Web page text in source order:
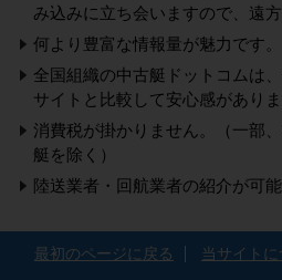
み込みに立ち会いますので、遠
何より豊富な情報量が魅力です。
全国組織の中古艇ドットコムは
サイトと比較して安心感がありま
消費税が掛かりません。（一部
艇を除く）
陸送業者・回航業者の紹介が可能
最初のページに戻る 当サイトに